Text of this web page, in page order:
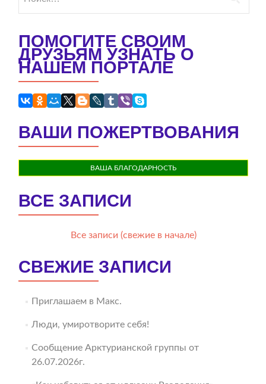
ПОМОГИТЕ СВОИМ
ДРУЗЬЯМ УЗНАТЬ О
НАШЕМ ПОРТАЛЕ
ВАШИ ПОЖЕРТВОВАНИЯ
ВАША БЛАГОДАРНОСТЬ
ВСЕ ЗАПИСИ
Все записи (свежие в начале)
СВЕЖИЕ ЗАПИСИ
Приглашаем в Макс.
Люди, умиротворите себя!
Сообщение Арктурианской группы от
26.07.2026г.